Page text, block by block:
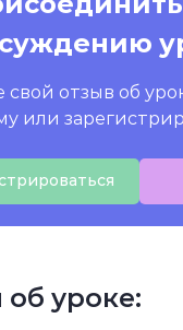
свой отзыв об
или
уроке: